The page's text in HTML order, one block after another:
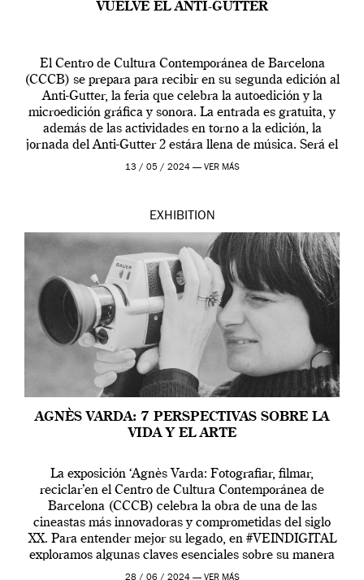
VUELVE EL ANTI-GUTTER
El Centro de Cultura Contemporánea de Barcelona
(CCCB) se prepara para recibir en su segunda edición al
Anti-Gutter, la feria que celebra la autoedición y la
microedición gráfica y sonora. La entrada es gratuita, y
además de las actividades en torno a la edición, la
jornada del Anti-Gutter 2 estára llena de música. Será el
[…]
13 / 05 / 2024 — VER MÁS
EXHIBITION
AGNÈS VARDA: 7 PERSPECTIVAS SOBRE LA
VIDA Y EL ARTE
La exposición ‘Agnès Varda: Fotografiar, filmar,
reciclar’en el Centro de Cultura Contemporánea de
Barcelona (CCCB) celebra la obra de una de las
cineastas más innovadoras y comprometidas del siglo
XX. Para entender mejor su legado, en #VEINDIGITAL
exploramos algunas claves esenciales sobre su manera
de entender la vida, el cine y el arte contemporáneo.